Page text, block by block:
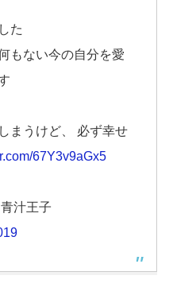
た
もない今の自分を愛
まうけど、 必ず幸せ
67Y3v9aGx5
汁王子